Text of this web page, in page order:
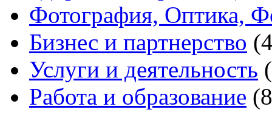
Фотография, Оптика,
Бизнес и партнерство
Услуги и деятельность
Работа и образование